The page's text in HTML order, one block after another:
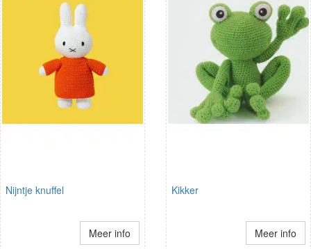
Nijntje knuffel
Meer info
Kikker
Meer info